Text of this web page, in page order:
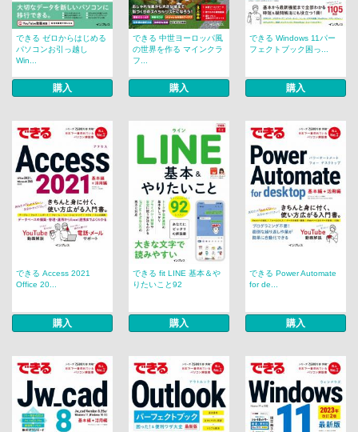
できる ゼロからはじめる
パソコンお引っ越し
Win...
購入
できる 中世ヨーロッパ風
の世界を作る マインクラ
フ...
購入
できる Windows 11パー
フェクトブック困っ...
購入
できる Access 2021
Office 20...
購入
できる fit LINE 基本＆や
りたいこと92
購入
できる Power Automate
for de...
購入